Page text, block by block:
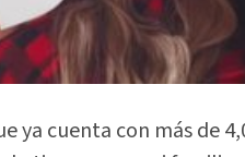
ya cuenta con más de